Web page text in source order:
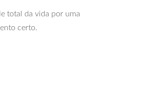
total da vida por uma
certo.